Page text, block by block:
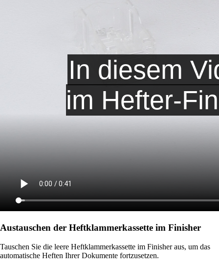
Austauschen der Heftklammerkassette im Finisher
Tauschen Sie die leere Heftklammerkassette im Finisher aus, um das
automatische Heften Ihrer Dokumente fortzusetzen.